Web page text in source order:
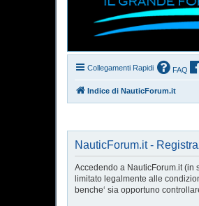
Collegamenti Rapidi FAQ
Indice di NauticForum.it
NauticForum.it -
Accedendo a NauticForum.it (in
limitato legalmente alle
benche‘ sia opportuno